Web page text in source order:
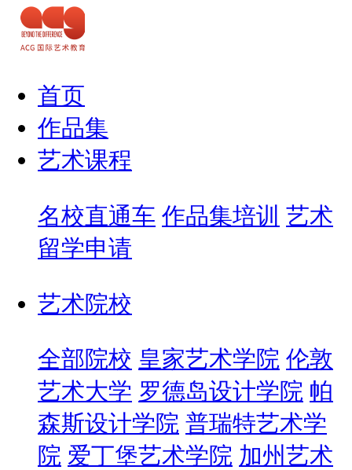
首页
作品集
艺术课程
名校直通车 作品集培训 艺术
留学申请
艺术院校
全部院校 皇家艺术学院 伦敦
艺术大学 罗德岛设计学院 帕
森斯设计学院 普瑞特艺术学
院 爱丁堡艺术学院 加州艺术